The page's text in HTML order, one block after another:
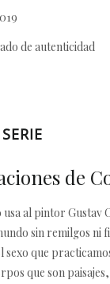
de autenticidad
de
usa al pintor
sin remilgos
sexo que
que son